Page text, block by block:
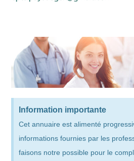
Information importante
Cet annuaire est alimenté
informations fournies par les
faisons notre possible pour le